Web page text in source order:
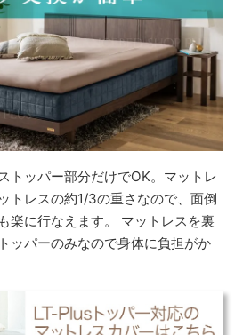
トッパー部分だけでOK。マットレ
トレスの約1/3の重さなので、面倒
楽に行なえます。 マットレスを裏
ッパーのみなので身体に負担がか